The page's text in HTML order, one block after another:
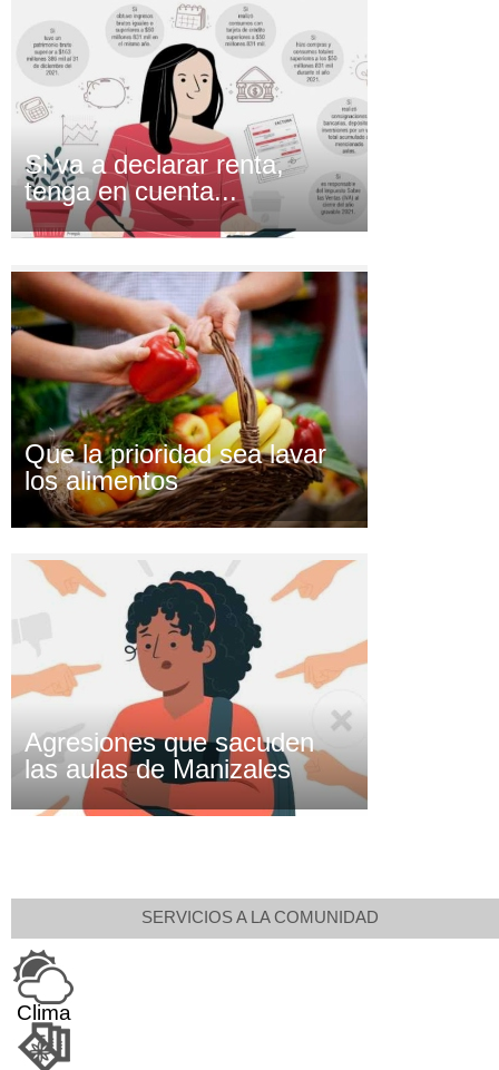
Si va a declarar renta,
tenga en cuenta...
Que la prioridad sea lavar
los alimentos
Agresiones que sacuden
las aulas de Manizales
SERVICIOS A LA COMUNIDAD
Clima